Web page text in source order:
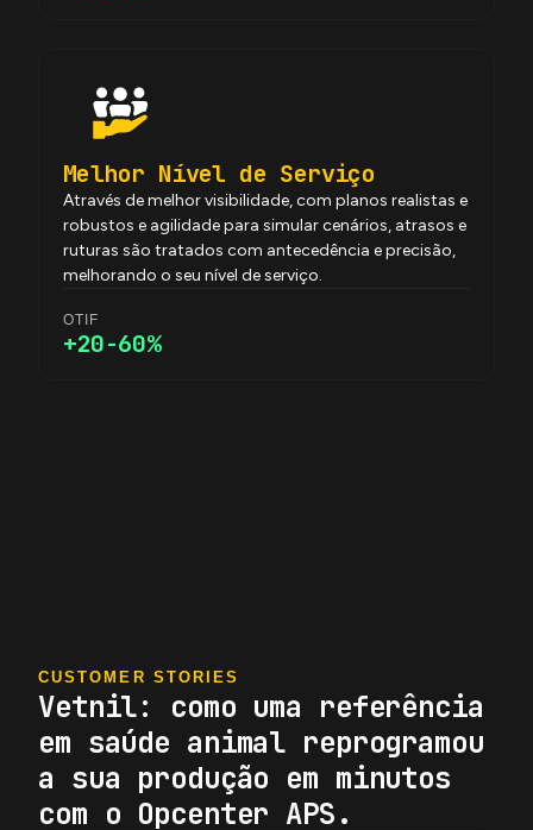
Melhor Nível de Serviço
Através de melhor visibilidade, com planos realistas e
robustos e agilidade para simular cenários, atrasos e
ruturas são tratados com antecedência e precisão,
melhorando o seu nível de serviço.
OTIF
+20-60%
CUSTOMER STORIES
Vetnil: como uma referência
em saúde animal reprogramou
a sua produção em minutos
com o Opcenter APS.